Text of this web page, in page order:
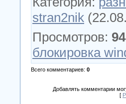
stran2nik
Просмотров:
блокировка
Всего комментариев: 0
Добавлять комментарии
[